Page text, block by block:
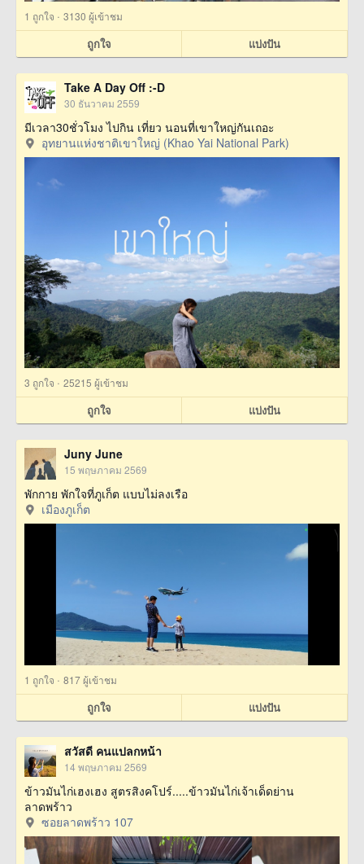
1 ถูกใจ · 3130 ผู้เข้าชม
ถูกใจ แบ่งปัน
Take A Day Off :-D
30 ธันวาคม 2559
มีเวลา30ชั่วโมง ไปกิน เที่ยว นอนที่เขาใหญ่กันเถอะ
อุทยานแห่งชาติเขาใหญ่ (Khao Yai National Park)
3 ถูกใจ · 25215 ผู้เข้าชม
ถูกใจ แบ่งปัน
Juny June
15 พฤษภาคม 2569
พักกาย พักใจที่ภูเก็ต แบบไม่ลงเรือ
เมืองภูเก็ต
1 ถูกใจ · 817 ผู้เข้าชม
ถูกใจ แบ่งปัน
สวัสดี คนแปลกหน้า
14 พฤษภาคม 2569
ข้าวมันไก่เฮงเฮง สูตรสิงคโปร์.....ข้าวมันไก่เจ้าเด็ดย่าน
ลาดพร้าว
ซอยลาดพร้าว 107